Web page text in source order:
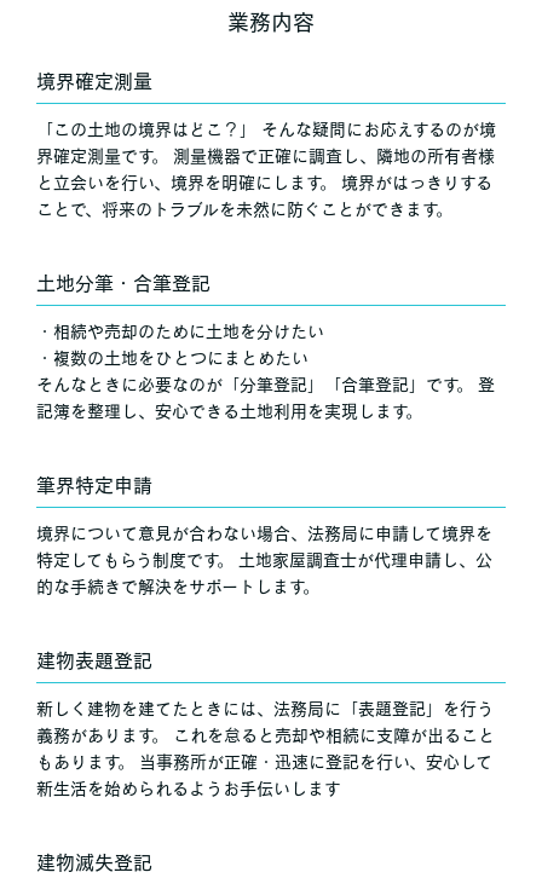
業務内容
境界確定測量
「この土地の境界はどこ？」 そんな疑問にお応えするのが境
界確定測量です。 測量機器で正確に調査し、隣地の所有者様
と立会いを行い、境界を明確にします。 境界がはっきりする
ことで、将来のトラブルを未然に防ぐことができます。
土地分筆・合筆登記
・相続や売却のために土地を分けたい
・複数の土地をひとつにまとめたい
そんなときに必要なのが「分筆登記」「合筆登記」です。 登
記簿を整理し、安心できる土地利用を実現します。
筆界特定申請
境界について意見が合わない場合、法務局に申請して境界を
特定してもらう制度です。 土地家屋調査士が代理申請し、公
的な手続きで解決をサポートします。
建物表題登記
新しく建物を建てたときには、法務局に「表題登記」を行う
義務があります。 これを怠ると売却や相続に支障が出ること
もあります。 当事務所が正確・迅速に登記を行い、安心して
新生活を始められるようお手伝いします
建物滅失登記